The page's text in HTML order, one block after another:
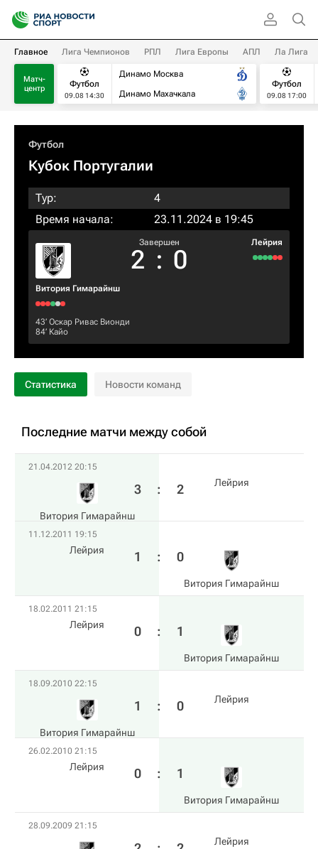
Главное Лига Чемпионов РПЛ Лига Европы АПЛ Ла Лига
Матч-
центр
Футбол
09.08 14:30
Динамо Москва
Динамо Махачкала
Футбол
09.08 17:00
Футбол
Кубок Португалии
Тур:
4
Время начала:
23.11.2024 в 19:45
Витория Гимарайнш
Завершен
2 : 0
Лейрия
43‎’‎ Оскар Ривас Вионди
84‎’‎ Кайо
Статистика Новости команд
Последние матчи между собой
21.04.2012 20:15
Витория Гимарайнш
3 : 2 Лейрия
11.12.2011 19:15
Лейрия 1 : 0
Витория Гимарайнш
18.02.2011 21:15
Лейрия 0 : 1
Витория Гимарайнш
18.09.2010 22:15
Витория Гимарайнш
1 : 0 Лейрия
26.02.2010 21:15
Лейрия 0 : 1
Витория Гимарайнш
28.09.2009 21:15
Лейрия